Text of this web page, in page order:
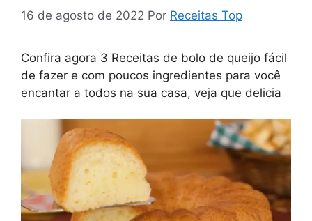
16 de agosto de 2022 Por Receitas Top
Confira agora 3 Receitas de bolo de queijo fácil
de fazer e com poucos ingredientes para você
encantar a todos na sua casa, veja que delicia